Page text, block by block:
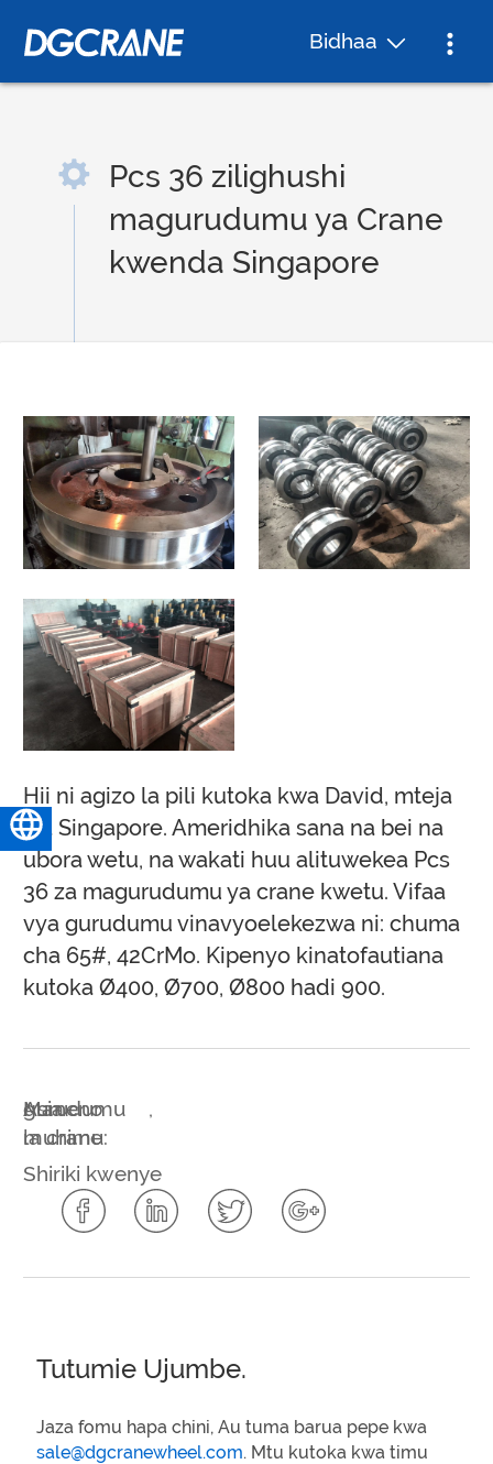
Bidhaa
Pcs 36 zilighushi
magurudumu ya Crane
kwenda Singapore
Hii ni agizo la pili kutoka kwa David, mteja
wa Singapore. Ameridhika sana na bei na
ubora wetu, na wakati huu alituwekea Pcs
36 za magurudumu ya crane kwetu. Vifaa
vya gurudumu vinavyoelekezwa ni: chuma
cha 65#, 42CrMo. Kipenyo kinatofautiana
kutoka Ø400, Ø700, Ø800 hadi 900.
Maneno
muhimu:
Asia ,
gurudumu
la crane
Shiriki kwenye
Tutumie Ujumbe.
Jaza fomu hapa chini, Au tuma barua pepe kwa
sale@dgcranewheel.com. Mtu kutoka kwa timu
Kiswahili